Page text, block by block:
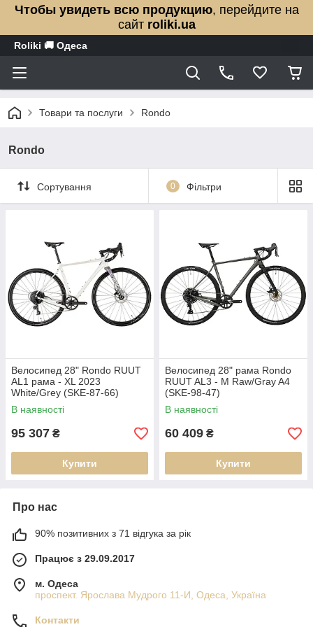
Чтобы увидеть всю продукцию, перейдите на
сайт roliki.ua
Roliki 🚚 Одеса
Товари та послуги Rondo
Rondo
Сортування 0 Фільтри
Велосипед 28" Rondo RUUT
AL1 рама - XL 2023
White/Grey (SKE-87-66)
В наявності
95 307 ₴
Купити
Велосипед 28" рама Rondo
RUUT AL3 - M Raw/Gray A4
(SKE-98-47)
В наявності
60 409 ₴
Купити
Про нас
90% позитивних з 71 відгука за рік
Працює з 29.09.2017
м. Одеса
проспект. Ярослава Мудрого 11-И, Одеса, Україна
Контакти